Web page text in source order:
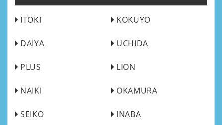
ITOKI KOKUYO
DAIYA UCHIDA
PLUS LION
NAIKI OKAMURA
SEIKO INABA